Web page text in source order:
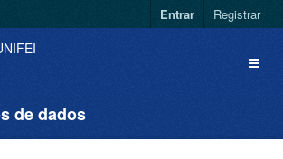
Entrar Registrar
de dados